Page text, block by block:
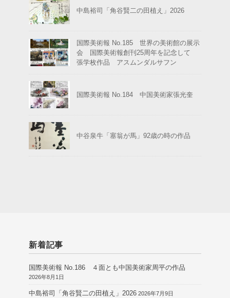
中島裕司「角谷賢二の田植え」2026
国際美術報 No.185 世界の美術館の展示
会 国際美術報創刊25周年を記念して
張学枚作品 アスムンダルサフン
国際美術報 No.184 中国美術家張光奎
中谷泉牛「塞翁が馬」92歳の時の作品
新着記事
国際美術報 No.186 ４面とも中国美術家周平の作品
2026年8月1日
中島裕司「角谷賢二の田植え」2026 2026年7月9日